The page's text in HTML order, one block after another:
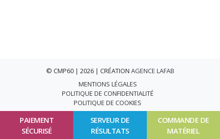
PAIEMENT
SÉCURISÉ
SERVEUR DE
RÉSULTATS
COMMANDE DE
MATÉRIEL
© CMP60 | 2026 | CRÉATION AGENCE LAFAB
MENTIONS LÉGALES
POLITIQUE DE CONFIDENTIALITÉ
POLITIQUE DE COOKIES